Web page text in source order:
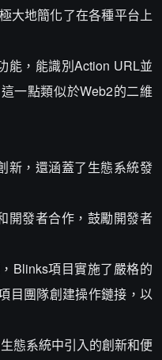
大地簡化了在各種平台上
能，能識別Action URL並
一點類似於Web2的二維
新，還涵蓋了生態系統發
開發者合作，鼓勵開發者
Blinks項目實施了嚴格的
目團隊創建操作鏈接，以
態系統中引入的創新和便